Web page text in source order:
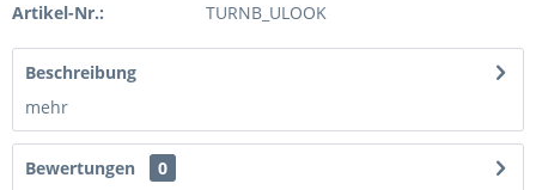
Artikel-Nr.: TURNB_ULOOK
Beschreibung
mehr
Bewertungen
0